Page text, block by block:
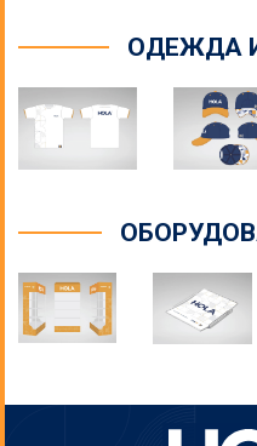
ОДЕЖДА